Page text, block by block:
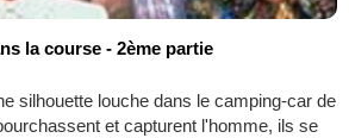
la course - 2ème partie
silhouette louche dans le camping-car de
et capturent l'homme, ils se